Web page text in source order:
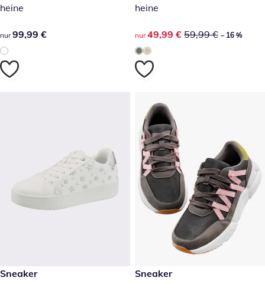
heine
99,99 €
nur 99,99 €
heine
reduzierter Preis 49,99 €,
nur 49,99 € 59,99 € – 16 %
reduzierter Preis 49,99 €, vorheriger Preis: 59,99 €
-16 %
Sneaker reduzierter Preis 49,99 €,
-16 %
Sneaker